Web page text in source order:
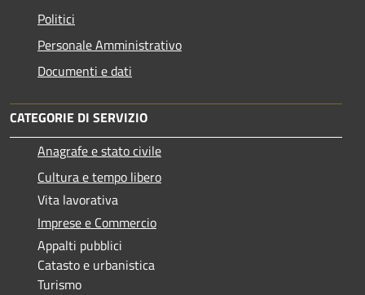
Politici
Personale Amministrativo
Documenti e dati
CATEGORIE DI SERVIZIO
Anagrafe e stato civile
Cultura e tempo libero
Vita lavorativa
Imprese e Commercio
Appalti pubblici
Catasto e urbanistica
Turismo